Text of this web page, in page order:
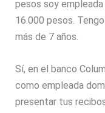
pesos soy
16.000 pesos.
más de 7 años.
Sí, en el banco
como empleada
presentar tus